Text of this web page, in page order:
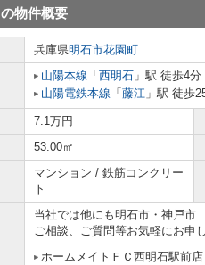
の物件概要
兵庫県明石市花園町
山陽本線 「 西明石 」駅 徒歩4分
山陽電鉄本線 「 藤江 」駅 徒歩
7.1万円
53.00㎡
マンション / 鉄筋コンクリー
ト
当社では他にも明石市・神戸市
ご相談、ご質問等お気軽にお申
ホームメイトＦＣ西明石駅前